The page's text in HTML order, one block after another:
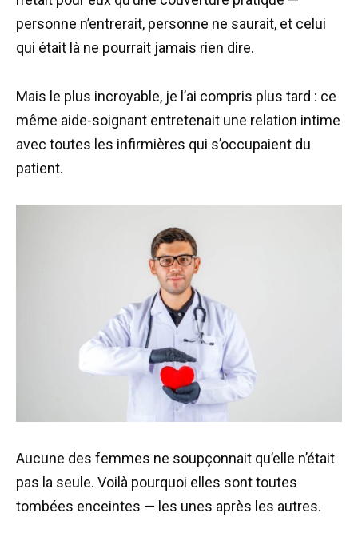
personne n’entrerait, personne ne saurait, et celui
qui était là ne pourrait jamais rien dire.
Mais le plus incroyable, je l’ai compris plus tard : ce
même aide-soignant entretenait une relation intime
avec toutes les infirmières qui s’occupaient du
patient.
Aucune des femmes ne soupçonnait qu’elle n’était
pas la seule. Voilà pourquoi elles sont toutes
tombées enceintes — les unes après les autres.